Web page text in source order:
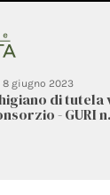
8 giugno 2023
di tutela
- GURI n.